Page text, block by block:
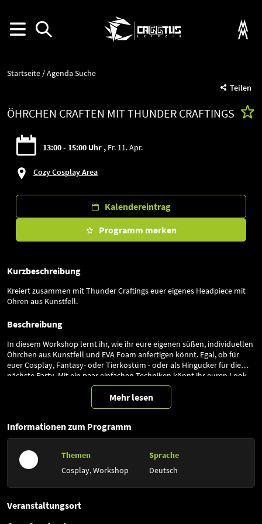
Startseite
Agenda Suche
Teilen
ÖHRCHEN CRAFTEN MIT THUNDER CRAFTINGS
13:00 - 15:00 Uhr Fr. 11. Apr.
Cozy Cosplay Area
Kalendereintrag
Programm merken
Kurzbeschreibung
Kreiert zusammen mit Thunder Craftings euer eigenes Headpiece mit
Ohren aus Kunstfell.
Beschreibung
In diesem Workshop lernt ihr, wie ihr eure eigenen süßen, individuellen
Öhrchen aus Kunstfell und EVA Foam anfertigen könnt. Egal, ob für
euer Cosplay, Fantasy- oder Tierkostüm - oder als Hingucker für die
nächste Party. Mit ein paar einfachen Techniken könnt ihr euren Look
mit selbstgemachten Öhrchen perfekt abrunden!
Mehr lesen
Informationen zum Programm
Themen
Cosplay,Workshop
Sprache
Deutsch
Veranstaltungsort